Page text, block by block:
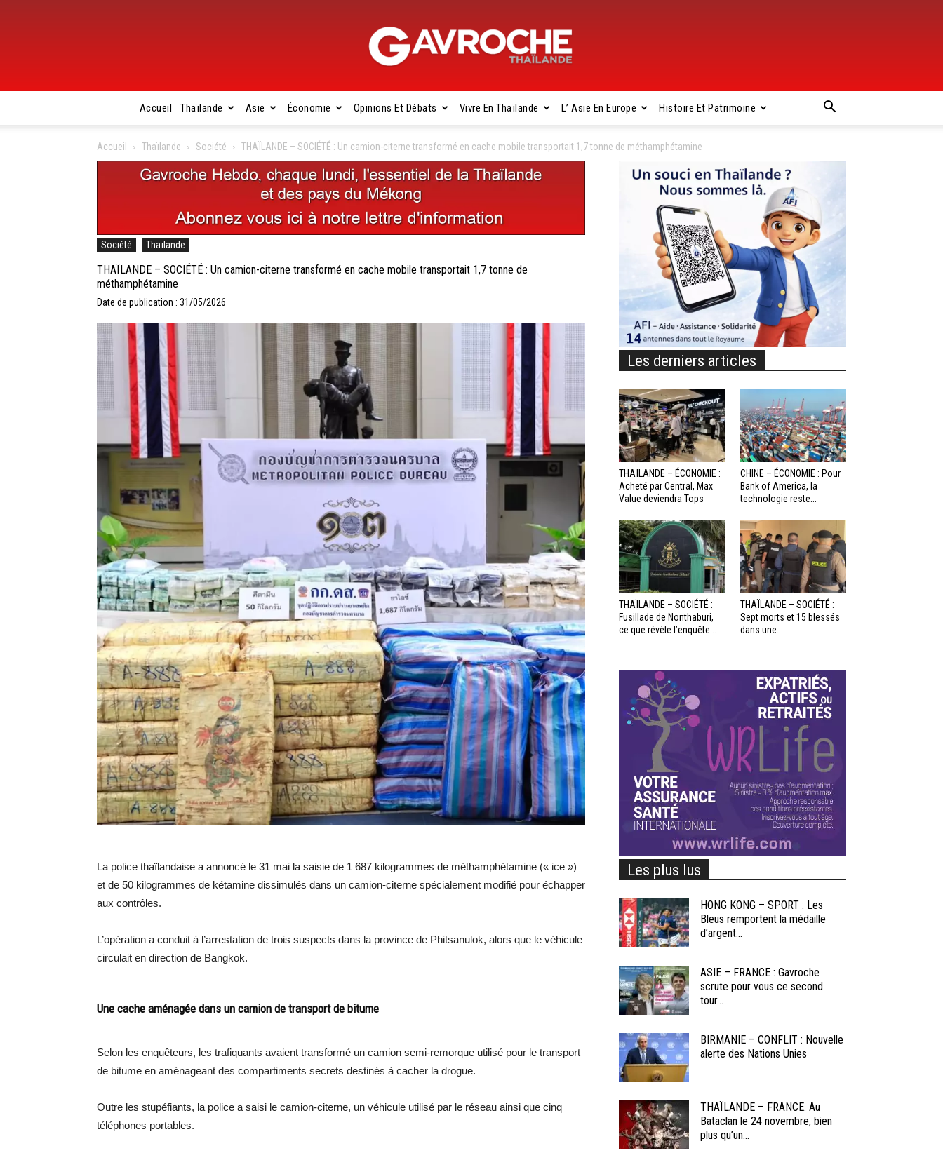
Gavroche
Accueil Thaïlande Asie Économie Opinions Et Débats Vivre En Thaïlande L’ Asie En Europe Histoire Et Patrimoine
Accueil Thaïlande Société THAÏLANDE – SOCIÉTÉ : Un camion-citerne transformé en cache mobile transportait 1,7 tonne de méthamphétamine
Société Thaïlande
THAÏLANDE – SOCIÉTÉ : Un camion-citerne transformé en cache mobile transportait 1,7 tonne de
méthamphétamine
Date de publication : 31/05/2026
La police thaïlandaise a annoncé le 31 mai la saisie de 1 687 kilogrammes de méthamphétamine (« ice »)
et de 50 kilogrammes de kétamine dissimulés dans un camion-citerne spécialement modifié pour échapper
aux contrôles.
L’opération a conduit à l’arrestation de trois suspects dans la province de Phitsanulok, alors que le véhicule
circulait en direction de Bangkok.
Une cache aménagée dans un camion de transport de bitume
Selon les enquêteurs, les trafiquants avaient transformé un camion semi-remorque utilisé pour le transport
de bitume en aménageant des compartiments secrets destinés à cacher la drogue.
Outre les stupéfiants, la police a saisi le camion-citerne, un véhicule utilisé par le réseau ainsi que cinq
téléphones portables.
Les derniers articles
THAÏLANDE – ÉCONOMIE :
Acheté par Central, Max
Value deviendra Tops
CHINE – ÉCONOMIE : Pour
Bank of America, la
technologie reste...
THAÏLANDE – SOCIÉTÉ :
Fusillade de Nonthaburi,
ce que révèle l’enquête...
THAÏLANDE – SOCIÉTÉ :
Sept morts et 15 blessés
dans une...
Les plus lus
HONG KONG – SPORT : Les
Bleus remportent la médaille
d’argent...
ASIE – FRANCE : Gavroche
scrute pour vous ce second
tour...
BIRMANIE – CONFLIT : Nouvelle
alerte des Nations Unies
THAÏLANDE – FRANCE: Au
Bataclan le 24 novembre, bien
plus qu’un...